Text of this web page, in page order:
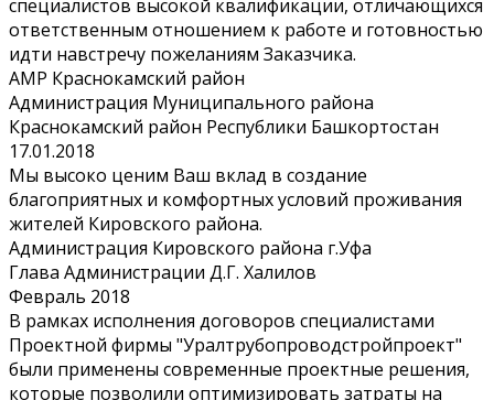
специалистов высокой квалификации, отличающихся
ответственным отношением к работе и готовностью
идти навстречу пожеланиям Заказчика.
АМР Краснокамский район
Администрация Муниципального района
Краснокамский район Республики Башкортостан
17.01.2018
Мы высоко ценим Ваш вклад в создание
благоприятных и комфортных условий проживания
жителей Кировского района.
Администрация Кировского района г.Уфа
Глава Администрации Д.Г. Халилов
Февраль 2018
В рамках исполнения договоров специалистами
Проектной фирмы "Уралтрубопроводстройпроект"
были применены современные проектные решения,
которые позволили оптимизировать затраты на